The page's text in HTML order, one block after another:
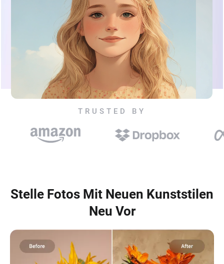
TRUSTED BY
Stelle Fotos Mit Neuen Kunststilen
Neu Vor